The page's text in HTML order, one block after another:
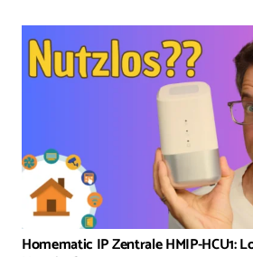
Homematic IP Zentrale HMIP-HCU1: